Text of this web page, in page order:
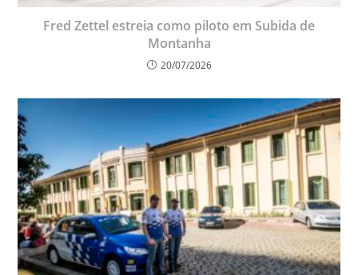
Fred Zettel estreia como piloto em Subida de
Montanha
20/07/2026